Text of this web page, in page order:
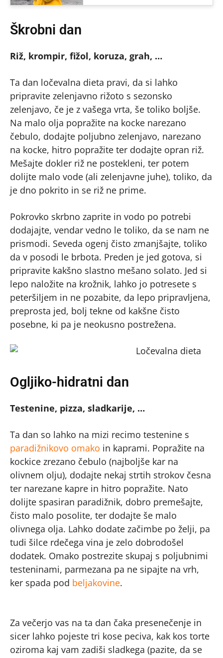
Škrobni dan
Riž, krompir, fižol, koruza, grah, …
Ta dan ločevalna dieta pravi, da si lahko
pripravite zelenjavno rižoto s sezonsko
zelenjavo, če je z vašega vrta, še toliko boljše.
Na malo olja popražite na kocke narezano
čebulo, dodajte poljubno zelenjavo, narezano
na kocke, hitro popražite ter dodajte opran riž.
Mešajte dokler riž ne postekleni, ter potem
dolijte malo vode (ali zelenjavne juhe), toliko, da
je dno pokrito in se riž ne prime.
Pokrovko skrbno zaprite in vodo po potrebi
dodajajte, vendar vedno le toliko, da se nam ne
prismodi. Seveda ogenj čisto zmanjšajte, toliko
da v posodi le brbota. Preden je jed gotova, si
pripravite kakšno slastno mešano solato. Jed si
lepo naložite na krožnik, lahko jo potresete s
peteršiljem in ne pozabite, da lepo pripravljena,
preprosta jed, bolj tekne od kakšne čisto
posebne, ki pa je neokusno postrežena.
Ogljiko-hidratni dan
Testenine, pizza, sladkarije, …
Ta dan so lahko na mizi recimo testenine s
paradižnikovo omako in kaprami. Popražite na
kockice zrezano čebulo (najboljše kar na
olivnem olju), dodajte nekaj strtih strokov česna
ter narezane kapre in hitro popražite. Nato
dolijte spasiran paradižnik, dobro premešajte,
čisto malo posolite, ter dodajte še malo
olivnega olja. Lahko dodate začimbe po želji, pa
tudi šilce rdečega vina je zelo dobrodošel
dodatek. Omako postrezite skupaj s poljubnimi
testeninami, parmezana pa ne sipajte na vrh,
ker spada pod beljakovine.
Za večerjo vas na ta dan čaka presenečenje in
sicer lahko pojeste tri kose peciva, kak kos torte
oziroma kaj vam zadiši sladkega (pazite, da se